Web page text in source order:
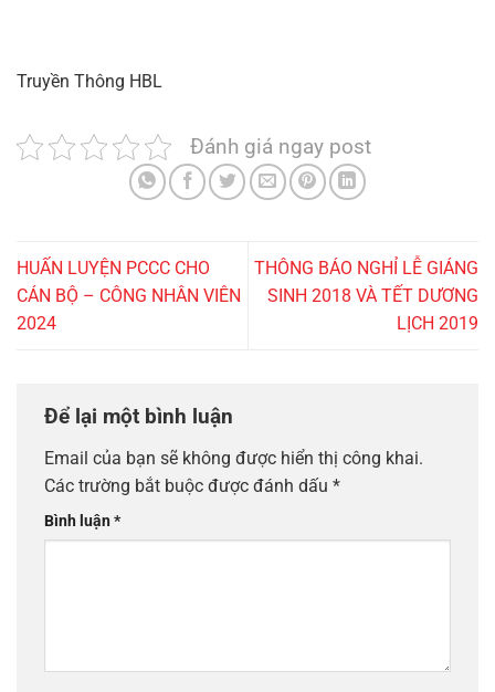
Truyền Thông HBL
Đánh giá ngay post
HUẤN LUYỆN PCCC CHO
CÁN BỘ – CÔNG NHÂN VIÊN
2024
THÔNG BÁO NGHỈ LỄ GIÁNG
SINH 2018 VÀ TẾT DƯƠNG
LỊCH 2019
Để lại một bình luận
Email của bạn sẽ không được hiển thị công khai.
Các trường bắt buộc được đánh dấu *
Bình luận*